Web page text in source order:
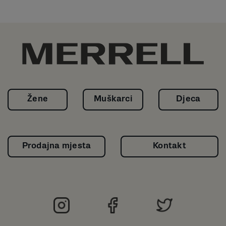
Žene Muškarci Djeca
Prodajna mjesta Kontakt